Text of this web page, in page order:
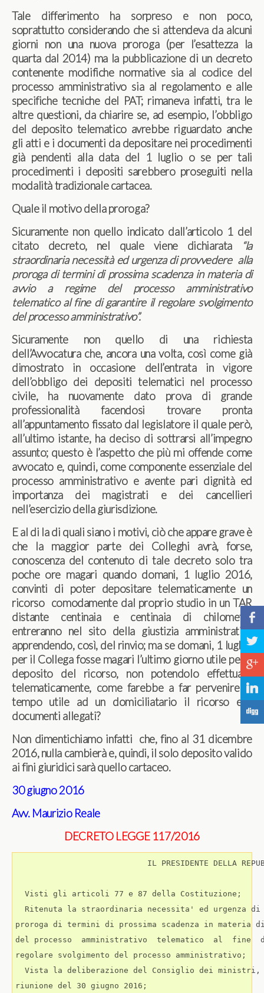
Tale differimento ha sorpreso e non poco,
soprattutto considerando che si attendeva da alcuni
giorni non una nuova proroga (per l’esattezza la
quarta dal 2014) ma la pubblicazione di un decreto
contenente modifiche normative sia al codice del
processo amministrativo sia al regolamento e alle
specifiche tecniche del PAT; rimaneva infatti, tra le
altre questioni, da chiarire se, ad esempio, l’obbligo
del deposito telematico avrebbe riguardato anche
gli atti e i documenti da depositare nei procedimenti
già pendenti alla data del 1 luglio o se per tali
procedimenti i depositi sarebbero proseguiti nella
modalità tradizionale cartacea.
Quale il motivo della proroga?
Sicuramente non quello indicato dall’articolo 1 del
citato decreto, nel quale viene dichiarata
“la
straordinaria necessità ed urgenza di provvedere alla
proroga di termini di prossima scadenza in materia di
avvio a regime del processo amministrativo
telematico al fine di garantire il regolare svolgimento
del processo amministrativo”.
Sicuramente non quello di una richiesta
dell’Avvocatura che, ancora una volta, così come già
dimostrato in occasione dell’entrata in vigore
dell’obbligo dei depositi telematici nel processo
civile, ha nuovamente dato prova di grande
professionalità facendosi trovare pronta
all’appuntamento fissato dal legislatore il quale però,
all’ultimo istante, ha deciso di sottrarsi all’impegno
assunto; questo è l’aspetto che più mi offende come
avvocato e, quindi, come componente essenziale del
processo amministrativo e avente pari dignità ed
importanza dei magistrati e dei cancellieri
nell’esercizio della giurisdizione.
E al di la di quali siano i motivi, ciò che appare grave è
che la maggior parte dei Colleghi avrà, forse,
conoscenza del contenuto di tale decreto solo tra
poche ore magari quando domani, 1 luglio 2016,
convinti di poter depositare telematicamente un
ricorso comodamente dal proprio studio in un TAR
distante centinaia e centinaia di chilometri,
entreranno nel sito della giustizia amministrativa
apprendendo, così, del rinvio; ma se domani, 1 luglio,
per il Collega fosse magari l’ultimo giorno utile per il
deposito del ricorso, non potendolo effettuare
telematicamente, come farebbe a far pervenire in
tempo utile ad un domiciliatario il ricorso e i
documenti allegati?
Non dimentichiamo infatti che, fino al 31 dicembre
2016, nulla cambierà e, quindi, il solo deposito valido
ai fini giuridici sarà quello cartaceo.
30 giugno 2016
Avv. Maurizio Reale
DECRETO LEGGE 117/2016
IL PRESIDENTE DELLA
  Visti gli articoli 77 e 87 della Costituzione;
Ritenuta la straordinaria necessita' ed urgenza di
proroga di termini di prossima scadenza in materia
del processo  amministrativo  telematico  al
regolare svolgimento del processo amministrativo;
Vista la deliberazione del Consiglio dei ministri,
riunione del 30 giugno 2016;
b
a
c
j
F